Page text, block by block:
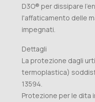
D3O® per dissipare
l'affaticamento delle
impegnati.
Dettagli
La protezione dagli
termoplastica)
13594.
Protezione per le dita